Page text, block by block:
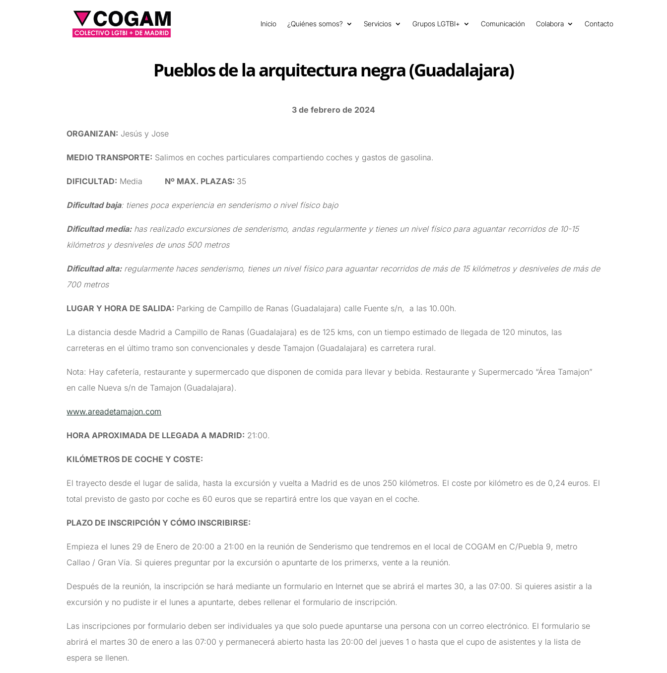
Inicio ¿Quiénes somos? Servicios Grupos LGTBI+ Comunicación Colabora Contacto
Pueblos de la arquitectura negra (Guadalajara)
3 de febrero de 2024
ORGANIZAN: Jesús y Jose
MEDIO TRANSPORTE: Salimos en coches particulares compartiendo coches y gastos de gasolina.
DIFICULTAD: Media Nº MAX. PLAZAS: 35
Dificultad baja: tienes poca experiencia en senderismo o nivel físico bajo
Dificultad media:has realizado excursiones de senderismo, andas regularmente y tienes un nivel físico para aguantar recorridos de 10-15
kilómetros y desniveles de unos 500 metros
Dificultad alta:regularmente haces senderismo, tienes un nivel físico para aguantar recorridos de más de 15 kilómetros y desniveles de más de
700 metros
LUGAR Y HORA DE SALIDA: Parking de Campillo de Ranas (Guadalajara) calle Fuente s/n, a las 10.00h.
La distancia desde Madrid a Campillo de Ranas (Guadalajara) es de 125 kms, con un tiempo estimado de llegada de 120 minutos, las
carreteras en el último tramo son convencionales y desde Tamajon (Guadalajara) es carretera rural.
Nota: Hay cafetería, restaurante y supermercado que disponen de comida para llevar y bebida. Restaurante y Supermercado “Área Tamajon”
en calle Nueva s/n de Tamajon (Guadalajara).
www.areadetamajon.com
HORA APROXIMADA DE LLEGADA A MADRID: 21:00.
KILÓMETROS DE COCHE Y COSTE:
El trayecto desde el lugar de salida, hasta la excursión y vuelta a Madrid es de unos 250 kilómetros. El coste por kilómetro es de 0,24 euros. El
total previsto de gasto por coche es 60 euros que se repartirá entre los que vayan en el coche.
PLAZO DE INSCRIPCIÓN Y CÓMO INSCRIBIRSE:
Empieza el lunes 29 de Enero de 20:00 a 21:00 en la reunión de Senderismo que tendremos en el local de COGAM en C/Puebla 9, metro
Callao / Gran Vía. Si quieres preguntar por la excursión o apuntarte de los primerxs, vente a la reunión.
Después de la reunión, la inscripción se hará mediante un formulario en Internet que se abrirá el martes 30, a las 07:00. Si quieres asistir a la
excursión y no pudiste ir el lunes a apuntarte, debes rellenar el formulario de inscripción.
Las inscripciones por formulario deben ser individuales ya que solo puede apuntarse una persona con un correo electrónico. El formulario se
abrirá el martes 30 de enero a las 07:00 y permanecerá abierto hasta las 20:00 del jueves 1 o hasta que el cupo de asistentes y la lista de
espera se llenen.